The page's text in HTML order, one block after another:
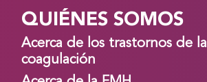
QUIÉNES SOMOS
Acerca de los trastornos de la
coagulación